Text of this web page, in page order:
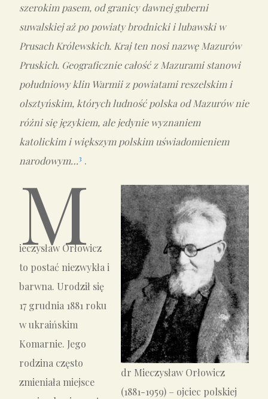
szerokim pasem, od granicy dawnej guberni
suwalskiej aż po powiaty brodnicki i lubawski w
Prusach Królewskich. Kraj ten nosi nazwę Mazurów
Pruskich. Geograficznie całość z Mazurami stanowi
południowy klin Warmii z powiatami reszelskim i
olsztyńskim, których ludność polska od Mazurów nie
różni się językiem, ale jedynie wyznaniem
katolickim i większym polskim uświadomieniem
narodowym…3 .
dr Mieczysław Orłowicz
(1881-1959) – ojciec polskiej
M
ieczysław Orłowicz
to postać niezwykła i
barwna. Urodził się
17 grudnia 1881 roku
w ukraińskim
Komarnie. Jego
rodzina często
zmieniała miejsce